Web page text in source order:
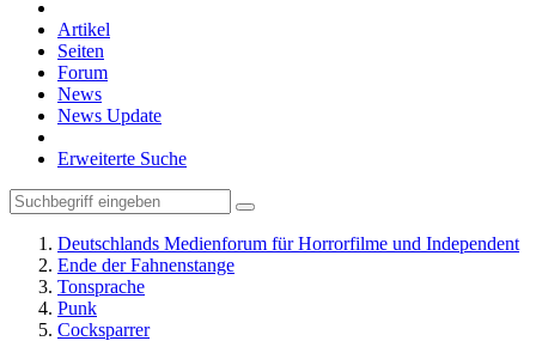
Artikel
Seiten
Forum
News
News Update
Erweiterte Suche
Deutschlands Medienforum für Horrorfilme und Independent
Ende der Fahnenstange
Tonsprache
Punk
Cocksparrer